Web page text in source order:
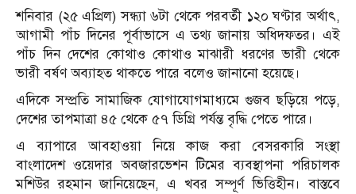
শনিবার (২৫ এপ্রিল) সন্ধ্যা ৬টা থেকে পরবর্তী ১২০ ঘণ্টার অর্থাৎ,
আগামী পাঁচ দিনের পূর্বাভাসে এ তথ্য জানায় অধিদফতর। এই
পাঁচ দিন দেশের কোথাও কোথাও মাঝারী ধরণের ভারী থেকে
ভারী বর্ষণ অব্যাহত থাকতে পারে বলেও জানানো হয়েছে।
এদিকে সম্প্রতি সামাজিক যোগাযোগমাধ্যমে গুজব ছড়িয়ে পড়ে,
দেশের তাপমাত্রা ৪৫ থেকে ৫৭ ডিগ্রি পর্যন্ত বৃদ্ধি পেতে পারে।
এ ব্যাপারে আবহাওয়া নিয়ে কাজ করা বেসরকারি সংস্থা
বাংলাদেশ ওয়েদার অবজারভেশন টিমের ব্যবস্থাপনা পরিচালক
মশিউর রহমান জানিয়েছেন, এ খবর সম্পূর্ণ ভিত্তিহীন। বাস্তবে